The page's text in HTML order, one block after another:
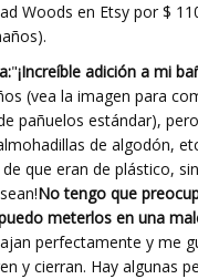
Woods en Etsy por $
"¡Increíble adición a mi
(vea la imagen para
pañuelos estándar),
de algodón,
que eran de plástico,
No tengo que
meterlos en una
perfectamente y me
y cierran. Hay algunas